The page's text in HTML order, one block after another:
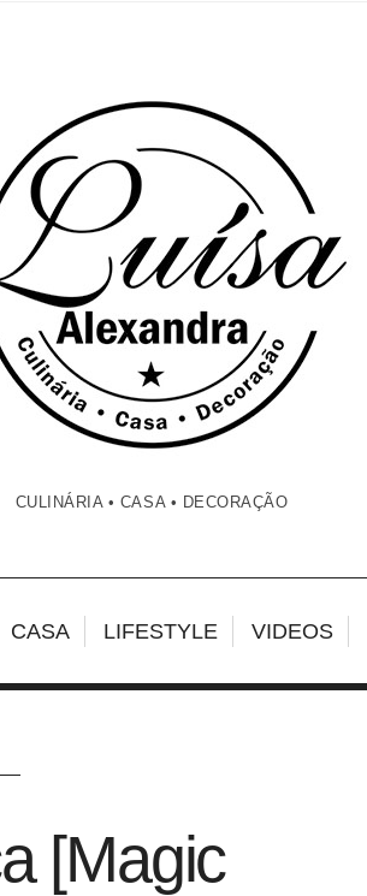
CULINÁRIA • CASA • DECORAÇÃO
CASA LIFESTYLE VIDEOS
[Magic